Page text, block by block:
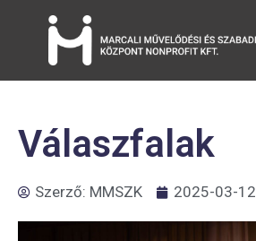
Válaszfalak
Szerző: MMSZK 2025-03-12